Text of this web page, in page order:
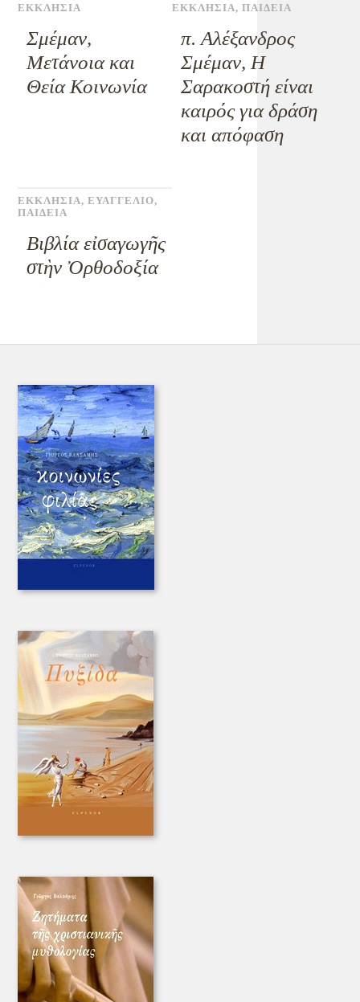
ΕΚΚΛΗΣΙΑ
Σμέμαν,
Μετάνοια και
Θεία Κοινωνία
ΕΚΚΛΗΣΙΑ, ΠΑΙΔΕΙΑ
π. Αλέξανδρος
Σμέμαν, Η
Σαρακοστή είναι
καιρός για δράση
και απόφαση
ΕΚΚΛΗΣΙΑ,ΕΥΑΓΓΕΛΙΟ,
ΠΑΙΔΕΙΑ
Βιβλία εἰσαγωγῆς
στὴν Ὀρθοδοξία